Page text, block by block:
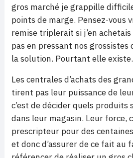
gros marché je grappille
points de marge. Pensez-vous
remise triplerait si j’en achetais
pas en pressant nos grossistes
la solution. Pourtant elle existe.
Les centrales d’achats des
tirent pas leur puissance de
c’est de décider quels
dans leur magasin. Leur force,
prescripteur pour des
et donc d’assurer de ce fait au